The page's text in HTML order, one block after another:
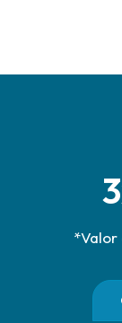
*Valor